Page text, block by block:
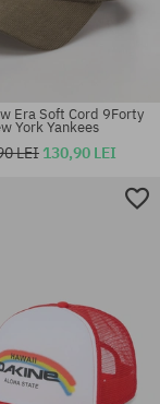
Era Soft Cord 9Forty
York Yankees
LEI 130,90 LEI